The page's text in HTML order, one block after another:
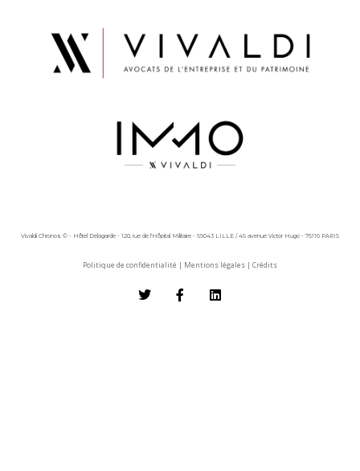
Vivaldi Chronos © - Hôtel Delagarde - 120, rue de l'Hôpital Militaire - 59043 LILLE / 45 avenue Victor Hugo - 75116 PARIS
Politique de confidentialité | Mentions légales | Crédits